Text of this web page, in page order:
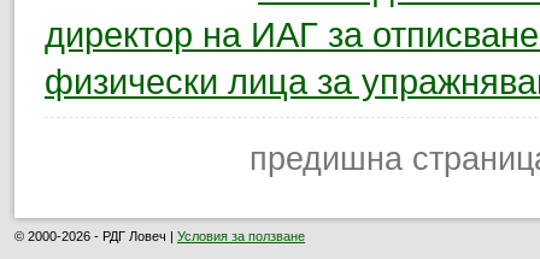
директор на ИАГ за
физически лица за
предишна
© 2000-2026 - РДГ Ловеч | Условия за ползване